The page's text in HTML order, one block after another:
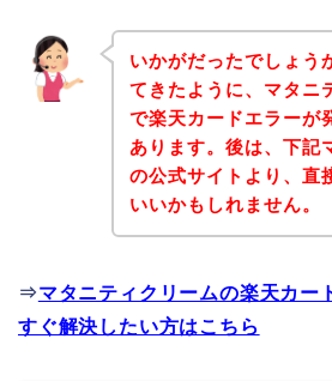
いかがだったでしょう
てきたように、マタニ
で楽天カードエラーが
あります。後は、下記
の公式サイトより、直
いいかもしれません。
⇒マタニティクリームの楽天カー
すぐ解決したい方はこちら